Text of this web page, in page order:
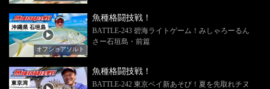
オフショアソルト
魚種格闘技戦！
BATTLE-243 碧海ライトゲーム！みしゃろーるん
さー石垣島・前篇
魚種格闘技戦！
BATTLE-242 東京ベイ新あそび！夏を先取れチヌ